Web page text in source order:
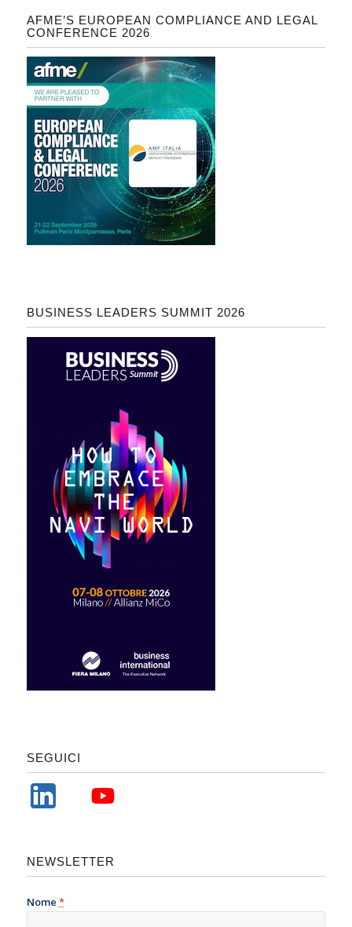
AFME’S EUROPEAN COMPLIANCE AND LEGAL
CONFERENCE 2026
BUSINESS LEADERS SUMMIT 2026
SEGUICI
NEWSLETTER
Nome *